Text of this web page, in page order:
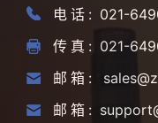
电话: 021-
传真: 021-
邮箱:
邮箱: